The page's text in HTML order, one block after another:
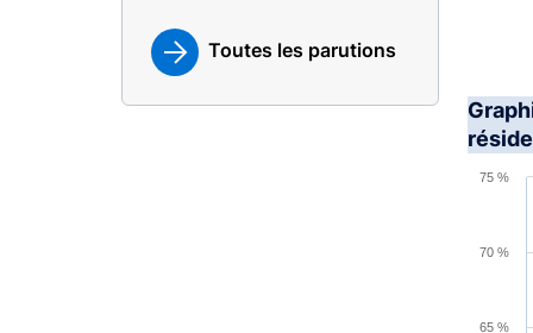
Toutes les parutions
View
65 %
70 %
75 %